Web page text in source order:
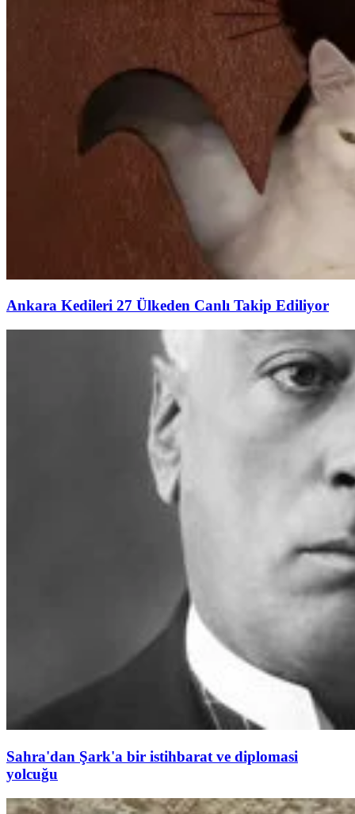
Ankara Kedileri 27 Ülkeden Canlı Takip Ediliyor
Sahra'dan Şark'a bir istihbarat ve diplomasi
yolcuğu